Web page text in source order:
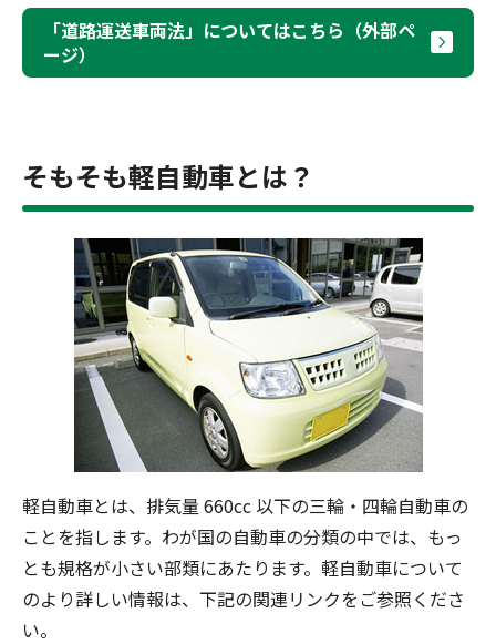
「道路運送車両法」についてはこちら（外部ペ
ージ）
そもそも軽自動車とは？
軽自動車とは、排気量 660cc 以下の三輪・四輪自動車の
ことを指します。わが国の自動車の分類の中では、もっ
とも規格が小さい部類にあたります。軽自動車について
のより詳しい情報は、下記の関連リンクをご参照くださ
い。